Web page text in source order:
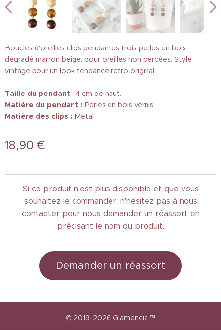
Boucles d'oreilles clips pendantes trois perles en bois
dégradé marron beige, pour oreilles non percées. Style
vintage pour un look tendance retro original.
Taille du pendant : 4 cm de haut.
Matière du pendant : Perles en bois vernis
Matière des clips : Metal
18,90 €
Si ce produit n'est plus disponible et que vous
souhaitez le commander, n'hésitez pas à nous
contacter pour nous demander un réassort en
précisant le nom du produit.
Demander un réassort
© 2019-2026 Glamencia ™